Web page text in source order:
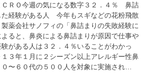
ＣＲＯ今週の気になる数字３２．４％ 鼻詰
た経験がある人 今年もスギなどの花粉飛散
薬会社サノフィの「鼻詰まりの失敗経験に
ると、鼻炎による鼻詰まりが原因で仕事や
がある人は３２．４％いることがわかっ
３年１月に２シーズン以上アレルギー性鼻
〜６０代の５００人を対象に実施され…